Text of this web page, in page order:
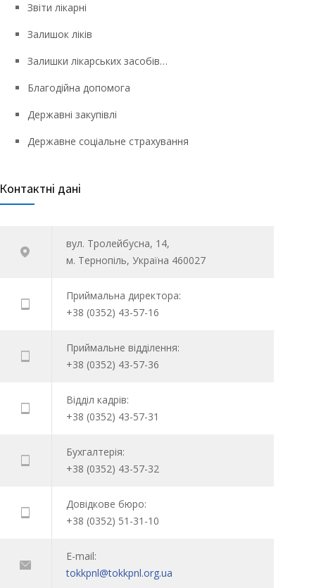
Звіти лікарні
Залишок ліків
Залишки лікарських засобів…
Благодійна допомога
Державні закупівлі
Державне соціальне страхування
Контактні дані
вул. Тролейбусна, 14,
м. Тернопіль, Україна 460027
Приймальна директора:
+38 (0352) 43-57-16
Приймальне відділення:
+38 (0352) 43-57-36
Відділ кадрів:
+38 (0352) 43-57-31
Бухгалтерія:
+38 (0352) 43-57-32
Довідкове бюро:
+38 (0352) 51-31-10
E-mail:
tokkpnl@tokkpnl.org.ua